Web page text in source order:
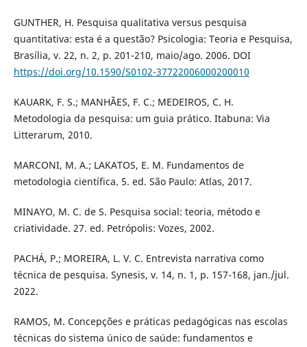
GUNTHER, H. Pesquisa qualitativa versus pesquisa
quantitativa: esta é a questão? Psicologia: Teoria e Pesquisa,
Brasília, v. 22, n. 2, p. 201-210, maio/ago. 2006. DOI
https://doi.org/10.1590/S0102-37722006000200010
KAUARK, F. S.; MANHÃES, F. C.; MEDEIROS, C. H.
Metodologia da pesquisa: um guia prático. Itabuna: Via
Litterarum, 2010.
MARCONI, M. A.; LAKATOS, E. M. Fundamentos de
metodologia científica. 5. ed. São Paulo: Atlas, 2017.
MINAYO, M. C. de S. Pesquisa social: teoria, método e
criatividade. 27. ed. Petrópolis: Vozes, 2002.
PACHÁ, P.; MOREIRA, L. V. C. Entrevista narrativa como
técnica de pesquisa. Synesis, v. 14, n. 1, p. 157-168, jan./jul.
2022.
RAMOS, M. Concepções e práticas pedagógicas nas escolas
técnicas do sistema único de saúde: fundamentos e